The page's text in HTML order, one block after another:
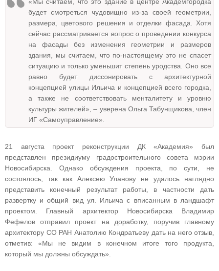
«Мы считаем, что это здание в центре Академгородка
будет смотреться чудовищно из-за своей геометрии,
размера, цветового решения и отделки фасада. Хотя
сейчас рассматривается вопрос о проведении конкурса
на фасады без изменения геометрии и размеров
здания, мы считаем, что по-настоящему это не спасет
ситуацию и только уменьшит степень уродства. Оно все
равно будет диссонировать с архитектурной
концепцией улицы Ильича и концепцией всего городка,
а также не соответствовать менталитету и уровню
культуры жителей», – уверена Ольга Табунщикова, член
ИГ «Самоуправление».
21 августа проект реконструкции ДК «Академия» был
представлен президиуму градостроительного совета мэрии
Новосибирска. Однако обсуждения проекта, по сути, не
состоялось, так как Алексею Уланову не удалось наглядно
представить конечный результат работы, в частности дать
развертку и общий вид ул. Ильича с вписанным в ландшафт
проектом. Главный архитектор Новосибирска Владимир
Фефелов отправил проект на доработку, поручив главному
архитектору СО РАН Анатолию Кондратьеву дать на него отзыв,
отметив: «Мы не видим в конечном итоге того продукта,
который мы должны обсуждать».